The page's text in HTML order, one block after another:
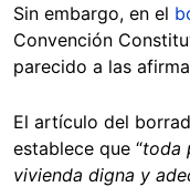
Sin embargo, en el
Convención
parecido a las
El artículo del
establece que “toda
vivienda digna y